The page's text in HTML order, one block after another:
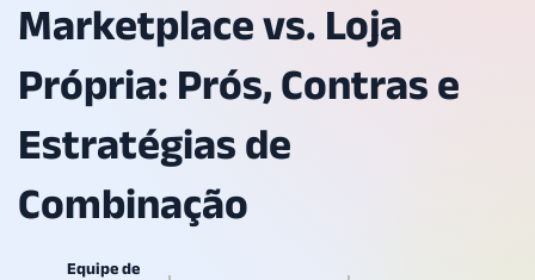
Marketplace vs. Loja
Própria: Prós, Contras e
Estratégias de
Combinação
Equipe de